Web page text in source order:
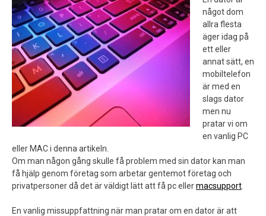
något dom
allra flesta
äger idag på
ett eller
annat sätt, en
mobiltelefon
är med en
slags dator
men nu
pratar vi om
en vanlig PC
eller MAC i denna artikeln.
Om man någon gång skulle få problem med sin dator kan man
få hjälp genom företag som arbetar gentemot företag och
privatpersoner då det är väldigt lätt att få pc ellermacsupport
En vanlig missuppfattning när man pratar om en dator är att